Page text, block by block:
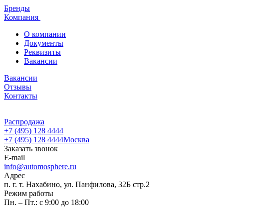
Бренды
Компания
О компании
Документы
Реквизиты
Вакансии
Вакансии
Отзывы
Контакты
Распродажа
+7 (495) 128 4444
+7 (495) 128 4444Москва
Заказать звонок
E-mail
info@automosphere.ru
Адрес
п. г. т. Нахабино, ул. Панфилова, 32Б стр.2
Режим работы
Пн. – Пт.: с 9:00 до 18:00